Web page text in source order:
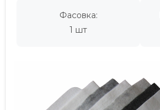
Фасовка:
1 шт